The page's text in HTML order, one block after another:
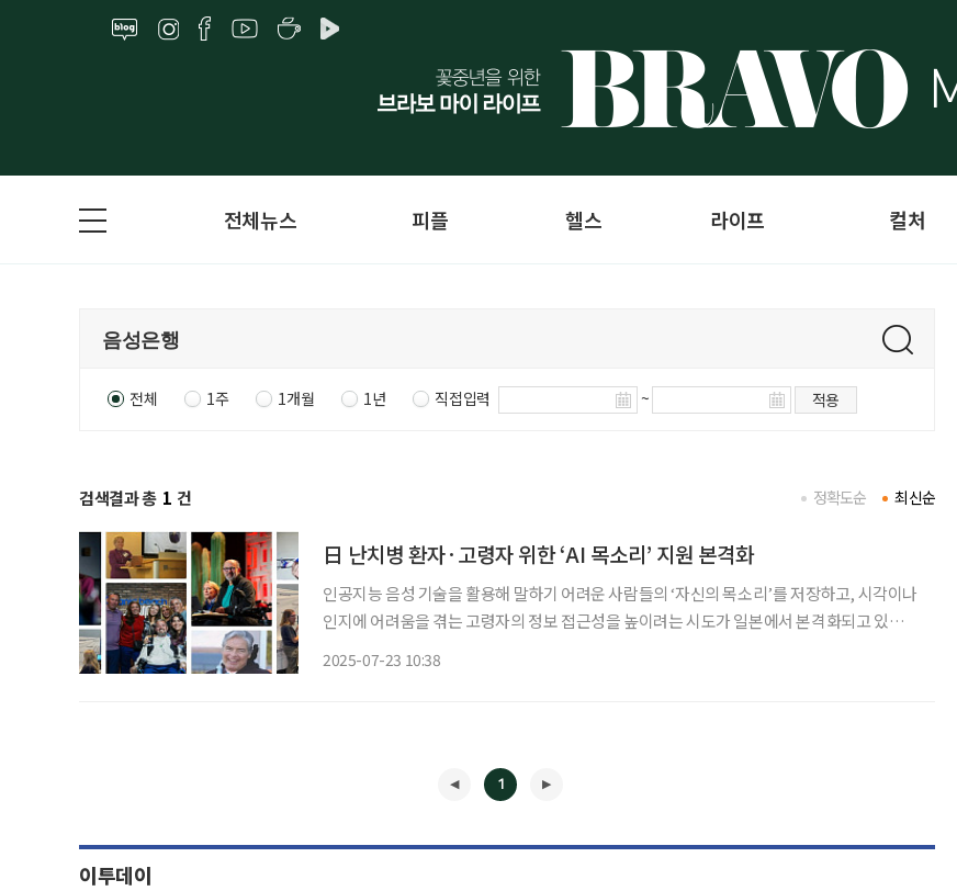
전체뉴스 피플 헬스 라이프 컬처
전체 1주 1개월 1년 직접입력 ~ 적용
검색결과 총 1 건 최신순
정확도순
日 난치병 환자·고령자 위한 ‘AI 목소리’ 지원 본격화
인공지능 음성 기술을 활용해 말하기 어려운 사람들의 ‘자신의 목소리’를 저장하고, 시각이나
인지에 어려움을 겪는 고령자의 정보 접근성을 높이려는 시도가 일본에서 본격화되고 있다.
2025-07-23 10:38
1
이투데이